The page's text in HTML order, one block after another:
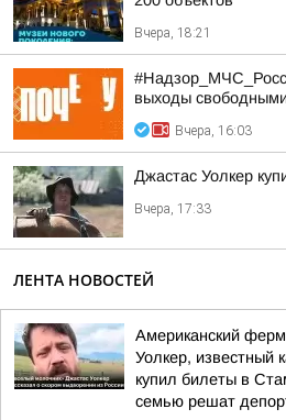
Вчера, 18:21
выходы
Вчера, 16:03
Джастас Уолкер
Вчера, 17:33
ЛЕНТА НОВОСТЕЙ
Американский
Уолкер, известный
купил билеты в
семью решат